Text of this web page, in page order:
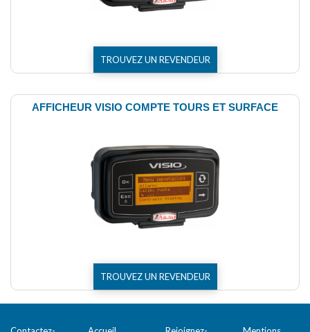
TROUVEZ UN REVENDEUR
AFFICHEUR VISIO COMPTE TOURS ET SURFACE
TROUVEZ UN REVENDEUR